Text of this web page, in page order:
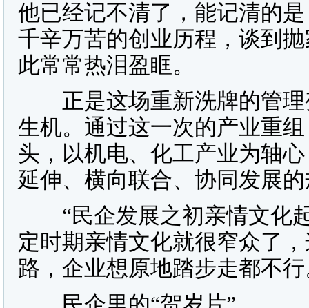
他已经记不清了，能记清的
千辛万苦的创业历程，谈到
此常常热泪盈眶。
正是这场重新洗牌的管理
生机。通过这一次的产业重
头，以机电、化工产业为轴
延伸、横向联合、协同发展
“民企发展之初亲情文化起
定时期亲情文化就很窄众了
路，企业想原地踏步走都不